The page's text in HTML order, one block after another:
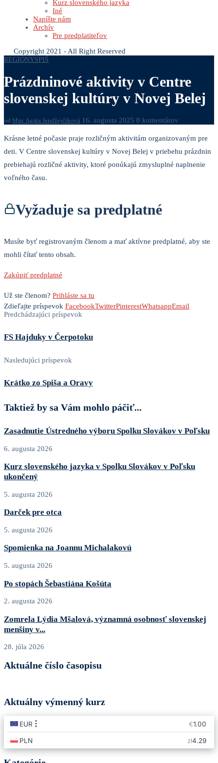
Kurz slovenského jazyka
Iné
Napíšte nám
Archív
Pre predplatiteľov
Copyright 2021 - All Right Reserved
REGIÓNYSPIŠ
Prázdninové aktivity v Centre
slovenskej kultúry v Novej Belej
od Mgr. Agáta Jendžejčíková 16. augusta 2025 0 komentárov
Krásne letné počasie praje rozličným aktivitám organizovaným pre
deti. V Centre slovenskej kultúry v Novej Belej v priebehu prázdnin
prebiehajú rozličné aktivity, ktoré ponúkajú zmysluplné naplnenie
voľného času.
Vyžaduje sa predplatné
Musíte byť registrovaným členom a mať aktívne predplatné, aby ste
mohli čítať tento obsah.
Zakúpiť predplatné
Už ste členom? Prihláste sa tu
Zdieľajte príspevok FacebookTwitterPinterestWhatsappEmail
Predchádzajúci príspevok
FS Hajduky v Čerpotoku
Nasledujúci príspevok
Krátko zo Spiša a Oravy
Taktiež by sa Vám mohlo páčiť...
Zasadnutie Ústredného výboru Spolku Slovákov v Poľsku
6. augusta 2026
Kurz slovenského jazyka v Spolku Slovákov v Poľsku
ukončený
5. augusta 2026
Darček pre otca
5. augusta 2026
Spomienka na Joannu Michalakovú
5. augusta 2026
Po stopách Šebastiána Košúta
2. augusta 2026
Zomrela Lýdia Mšalová, významná osobnosť slovenskej
menšiny v...
28. júla 2026
Aktuálne číslo časopisu
Aktuálny výmenný kurz